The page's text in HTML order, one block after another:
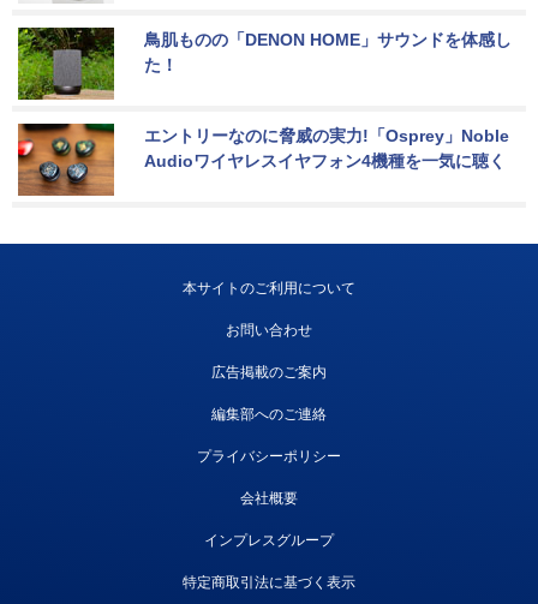
鳥肌ものの「DENON HOME」サウンドを体感し
た！
エントリーなのに脅威の実力!「Osprey」Noble
Audioワイヤレスイヤフォン4機種を一気に聴く
本サイトのご利用について
お問い合わせ
広告掲載のご案内
編集部へのご連絡
プライバシーポリシー
会社概要
インプレスグループ
特定商取引法に基づく表示